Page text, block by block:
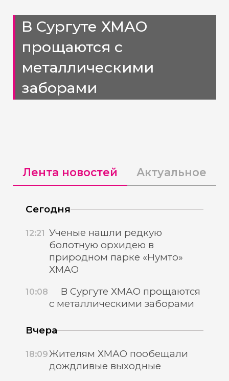
В Сургуте ХМАО
прощаются с
металлическими
заборами
Лента новостей Актуальное
Сегодня
12:21 Ученые нашли редкую
болотную орхидею в
природном парке «Нумто»
ХМАО
10:08
В Сургуте ХМАО прощаются
с металлическими заборами
Вчера
18:09Жителям ХМАО пообещали
дождливые выходные